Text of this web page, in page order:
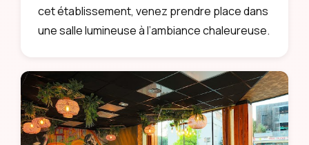
cet établissement, venez prendre place dans
une salle lumineuse à l’ambiance chaleureuse.